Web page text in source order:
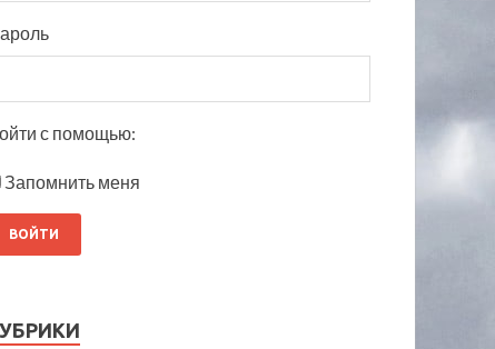
с помощью:
Запомнить меня